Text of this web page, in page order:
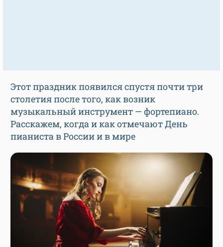
Этот праздник появился спустя почти три
столетия после того, как возник
музыкальный инструмент — фортепиано.
Расскажем, когда и как отмечают День
пианиста в России и в мире